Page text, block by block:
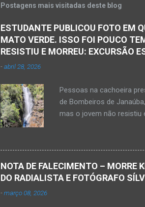
e
t
á
o
s
Postagens mais visitadas deste blog
ESTUDANTE PUBLICOU FOTO EM
MATO VERDE. ISSO FOI POUCO
RESISTIU E MORREU: EXCURSÃO
-abril 28, 2026
Pessoas na cachoeira
de Bombeiros de
mas o jovem não resistiu
Mato Verde, pouco
feira, dia 28 de abril de
Populares, Corpo de
estudante que se afogou
NOTA DE FALECIMENTO – MORRE
DO RADIALISTA E FOTÓGRAFO
-março 08, 2026